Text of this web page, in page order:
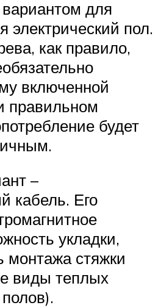
для
электрический пол.
как правило,
включенной
правильном
будет
–
кабель. Его
укладки,
монтажа стяжки
виды теплых